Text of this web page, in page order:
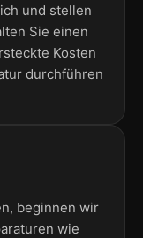
und stellen
Sie einen
Kosten
durchführen
beginnen wir
wie